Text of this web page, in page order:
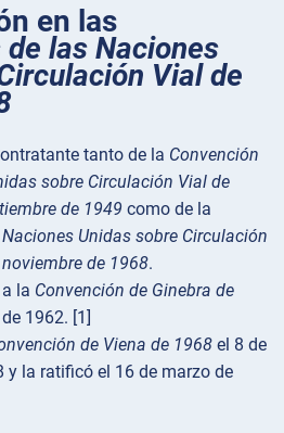
en las
las Naciones
Vial de
tanto de la Convención
sobre Circulación Vial de
de 1949 como de la
Unidas sobre Circulación
de 1968.
la Convención de Ginebra de
1962. [1]
de Viena de 1968 el 8 de
y la ratificó el 16 de marzo de